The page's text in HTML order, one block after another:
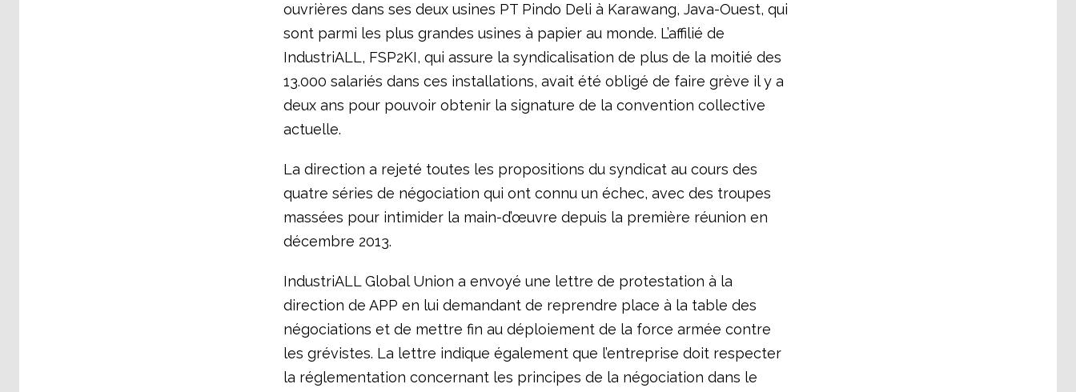
ouvrières dans ses deux usines PT Pindo Deli à Karawang, Java-Ouest, qui
sont parmi les plus grandes usines à papier au monde. L’affilié de
IndustriALL, FSP2KI, qui assure la syndicalisation de plus de la moitié des
13.000 salariés dans ces installations, avait été obligé de faire grève il y a
deux ans pour pouvoir obtenir la signature de la convention collective
actuelle.
La direction a rejeté toutes les propositions du syndicat au cours des
quatre séries de négociation qui ont connu un échec, avec des troupes
massées pour intimider la main-d’œuvre depuis la première réunion en
décembre 2013.
IndustriALL Global Union a envoyé une lettre de protestation à la
direction de APP en lui demandant de reprendre place à la table des
négociations et de mettre fin au déploiement de la force armée contre
les grévistes. La lettre indique également que l’entreprise doit respecter
la réglementation concernant les principes de la négociation dans le